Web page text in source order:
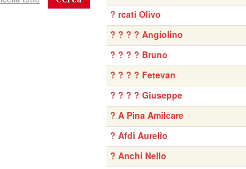
? rcati Olivo
? ? ? ? Angiolino
? ? ? ? Bruno
? ? ? ? Fetevan
? ? ? ? Giuseppe
? A Pina Amilcare
? Afdi Aurelio
? Anchi Nello